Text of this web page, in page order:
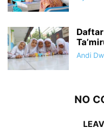
Andi
NO